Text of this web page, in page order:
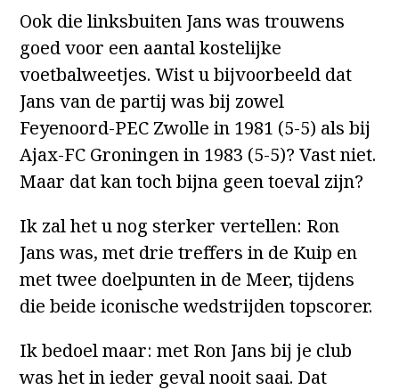
Ook die linksbuiten Jans was trouwens
goed voor een aantal kostelijke
voetbalweetjes. Wist u bijvoorbeeld dat
Jans van de partij was bij zowel
Feyenoord-PEC Zwolle in 1981 (5-5) als bij
Ajax-FC Groningen in 1983 (5-5)? Vast niet.
Maar dat kan toch bijna geen toeval zijn?
Ik zal het u nog sterker vertellen: Ron
Jans was, met drie treffers in de Kuip en
met twee doelpunten in de Meer, tijdens
die beide iconische wedstrijden topscorer.
Ik bedoel maar: met Ron Jans bij je club
was het in ieder geval nooit saai. Dat